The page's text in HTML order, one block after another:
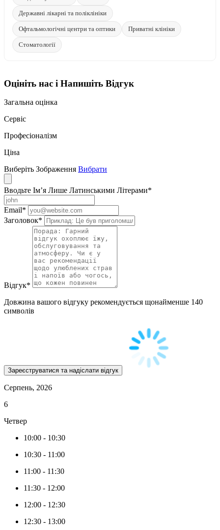
Державні лікарні та поліклініки
Офтальмологічні центри та оптики Приватні клініки
Стоматології
Оцініть нас і Напишіть Відгук
Загальна оцінка
Сервіс
Професіоналізм
Ціна
Виберіть Зображення Вибрати
Вводьте Ім’я Лише Латинськими Літерами*
Email*
Заголовок*
Відгук*
Довжина вашого відгуку рекомендується щонайменше 140
символів
Серпень, 2026
6
Четвер
10:00 - 10:30
10:30 - 11:00
11:00 - 11:30
11:30 - 12:00
12:00 - 12:30
12:30 - 13:00